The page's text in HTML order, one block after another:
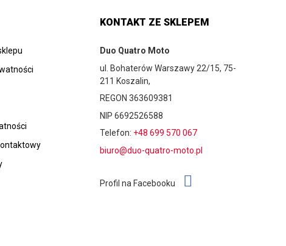
KONTAKT ZE SKLEPEM
Duo Quatro Moto
ul. Bohaterów Warszawy 22/15, 75-
211 Koszalin,
REGON 363609381
NIP 6692526588
Telefon: +48 699 570 067
biuro@duo-quatro-moto.pl
Profil na Facebooku